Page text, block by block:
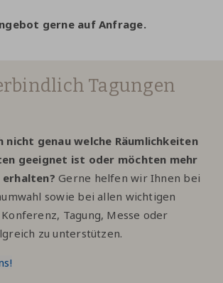
gerne auf Anfrage.
Tagungen
nicht genau welche Räumlichkeiten
geeignet ist oder möchten mehr
Gerne helfen wir Ihnen bei
sowie bei allen wichtigen
Tagung, Messe oder
zu unterstützen.